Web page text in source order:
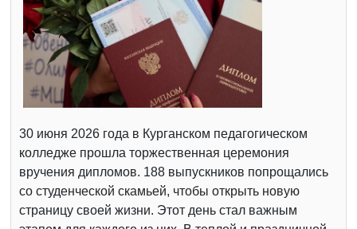
30 июня 2026 года в Курганском педагогическом
колледже прошла торжественная церемония
вручения дипломов. 188 выпускников попрощались
со студенческой скамьей, чтобы открыть новую
страницу своей жизни. Этот день стал важным